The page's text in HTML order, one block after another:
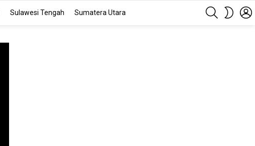
Sulawesi Tengah Sumatera Utara
SEARCH
SKIN